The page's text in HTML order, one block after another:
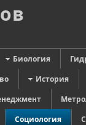
Биология
История
Социология